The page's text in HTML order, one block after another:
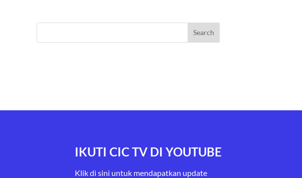
IKUTI CIC TV DI YOUTUBE
Klik di sini untuk mendapatkan update